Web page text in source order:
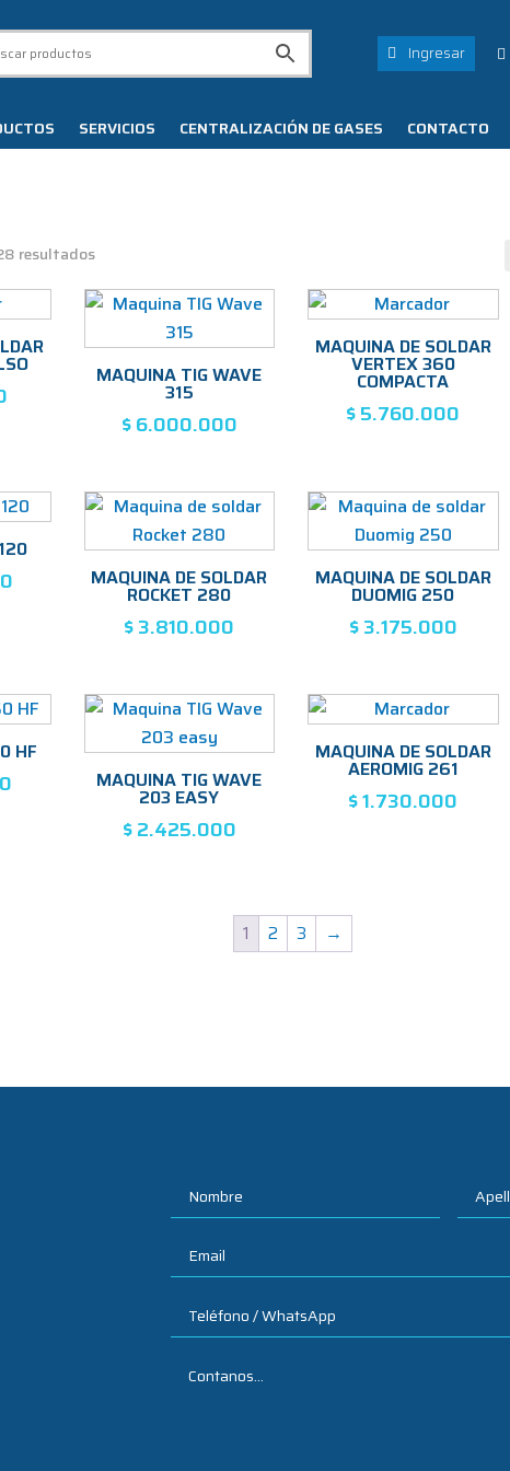
Ingresar 
SERVICIOS CENTRALIZACIÓN DE GASES CONTACTO
resultadosOrdenado
precio:
alto
a
MAQUINA TIG WAVE
315
$6.000.000
MAQUINA DE SOLDAR
VERTEX 360
COMPACTA
$5.760.000
MAQUINA DE SOLDAR
ROCKET 280
$3.810.000
MAQUINA DE SOLDAR
DUOMIG 250
$3.175.000
HF
MAQUINA TIG WAVE
203 EASY
$2.425.000
MAQUINA DE SOLDAR
AEROMIG 261
$1.730.000
1 2 3 →